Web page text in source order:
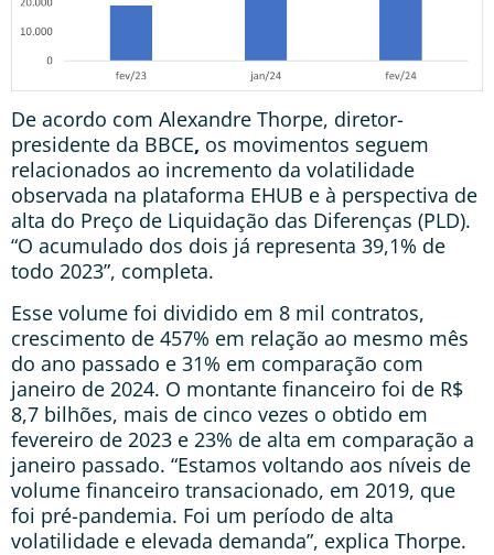
De acordo com Alexandre Thorpe, diretor-
presidente da BBCE, os movimentos seguem
relacionados ao incremento da volatilidade
observada na plataforma EHUB e à perspectiva de
alta do Preço de Liquidação das Diferenças (PLD).
“O acumulado dos dois já representa 39,1% de
todo 2023”, completa.
Esse volume foi dividido em 8 mil contratos,
crescimento de 457% em relação ao mesmo mês
do ano passado e 31% em comparação com
janeiro de 2024. O montante financeiro foi de R$
8,7 bilhões, mais de cinco vezes o obtido em
fevereiro de 2023 e 23% de alta em comparação a
janeiro passado. “Estamos voltando aos níveis de
volume financeiro transacionado, em 2019, que
foi pré-pandemia. Foi um período de alta
volatilidade e elevada demanda”, explica Thorpe.